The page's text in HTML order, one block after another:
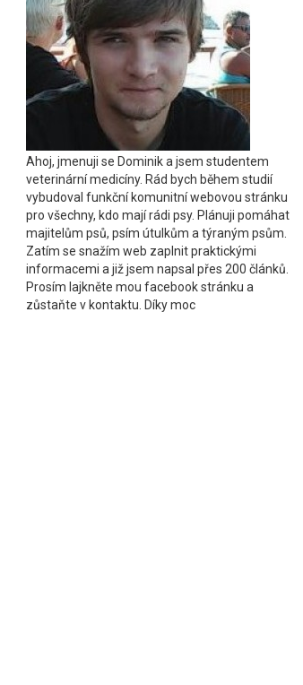
Ahoj, jmenuji se Dominik a jsem studentem
veterinární medicíny. Rád bych během studií
vybudoval funkční komunitní webovou stránku
pro všechny, kdo mají rádi psy. Plánuji pomáhat
majitelům psů, psím útulkům a týraným psům.
Zatím se snažím web zaplnit praktickými
informacemi a již jsem napsal přes 200 článků.
Prosím lajkněte mou facebook stránku a
zůstaňte v kontaktu. Díky moc